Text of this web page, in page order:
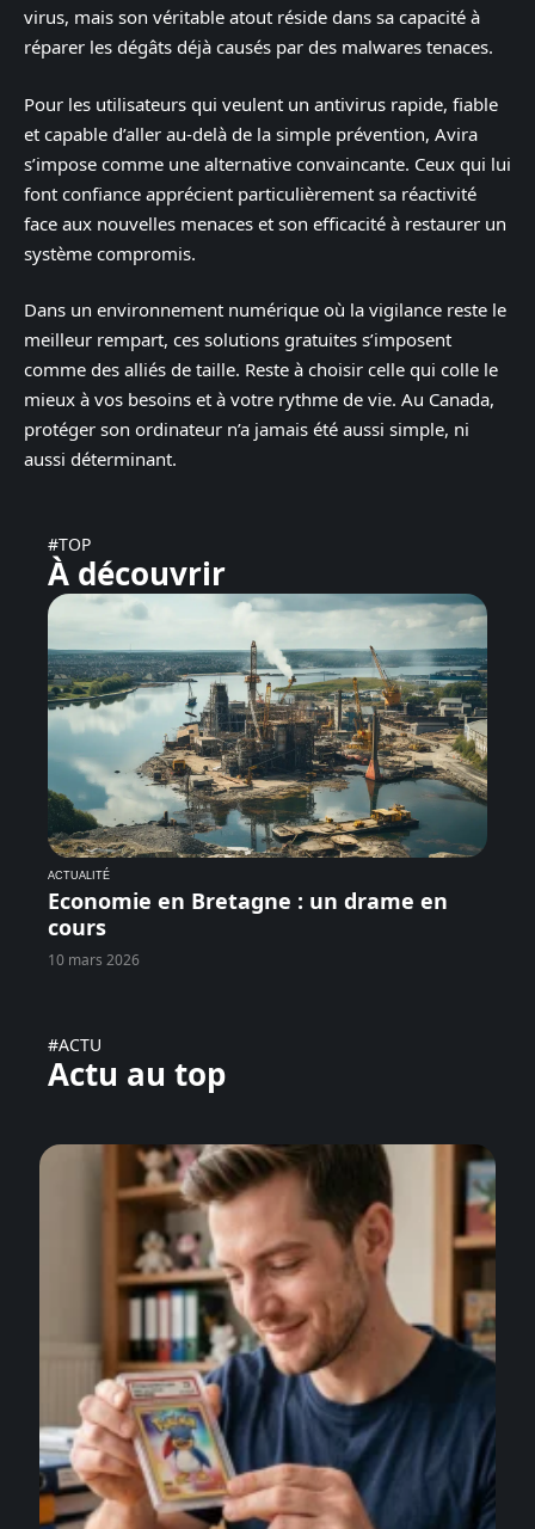
virus, mais son véritable atout réside dans sa capacité à
réparer les dégâts déjà causés par des malwares tenaces.
Pour les utilisateurs qui veulent un antivirus rapide, fiable
et capable d’aller au-delà de la simple prévention, Avira
s’impose comme une alternative convaincante. Ceux qui lui
font confiance apprécient particulièrement sa réactivité
face aux nouvelles menaces et son efficacité à restaurer un
système compromis.
Dans un environnement numérique où la vigilance reste le
meilleur rempart, ces solutions gratuites s’imposent
comme des alliés de taille. Reste à choisir celle qui colle le
mieux à vos besoins et à votre rythme de vie. Au Canada,
protéger son ordinateur n’a jamais été aussi simple, ni
aussi déterminant.
#TOP
À découvrir
ACTUALITÉ
Economie en Bretagne : un drame en
cours
10 mars 2026
#ACTU
Actu au top